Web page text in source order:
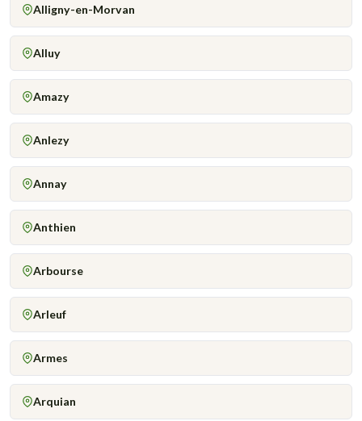
Alligny-en-Morvan
Alluy
Amazy
Anlezy
Annay
Anthien
Arbourse
Arleuf
Armes
Arquian